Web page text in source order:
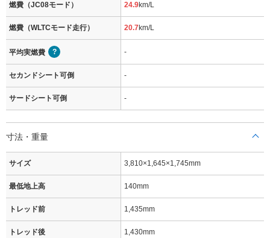
燃費（JC08モード） 24.9km/L
燃費（WLTCモード走行） 20.7km/L
平均実燃費 -
セカンドシート可倒 -
サードシート可倒 -
寸法・重量
サイズ 3,810×1,645×1,745mm
最低地上高 140mm
トレッド前 1,435mm
トレッド後 1,430mm